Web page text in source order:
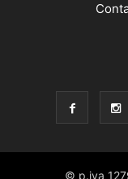
© p.iva